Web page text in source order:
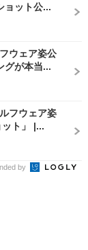
ョット公...
ウェア姿公
グが本当...
フウェア姿
ト」 |...
by